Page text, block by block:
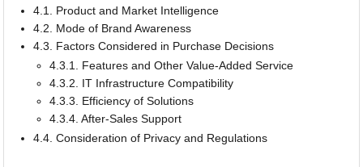
4.1. Product and Market Intelligence
4.2. Mode of Brand Awareness
4.3. Factors Considered in Purchase Decisions
4.3.1. Features and Other Value-Added Service
4.3.2. IT Infrastructure Compatibility
4.3.3. Efficiency of Solutions
4.3.4. After-Sales Support
4.4. Consideration of Privacy and Regulations